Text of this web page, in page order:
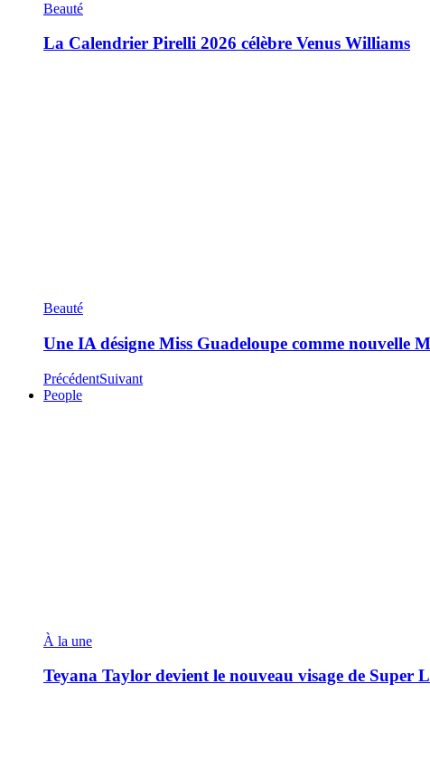
Beauté
La Calendrier Pirelli 2026 célèbre Venus Williams
Beauté
Une IA désigne Miss Guadeloupe comme nouvelle
PrécédentSuivant
People
À la une
Teyana Taylor devient le nouveau visage de Super